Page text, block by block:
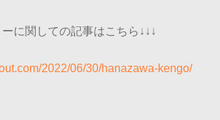
に関しての記事はこちら↓↓↓
2022/06/30/hanazawa-kengo/